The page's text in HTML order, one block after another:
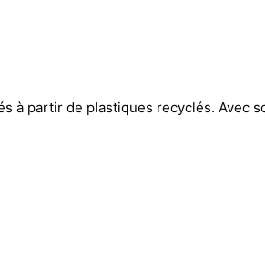
à partir de plastiques recyclés. Avec